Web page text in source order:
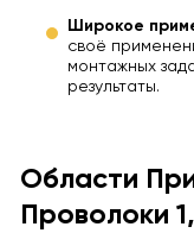
Широкое
своё
монтажных
результаты.
Области
Проволоки